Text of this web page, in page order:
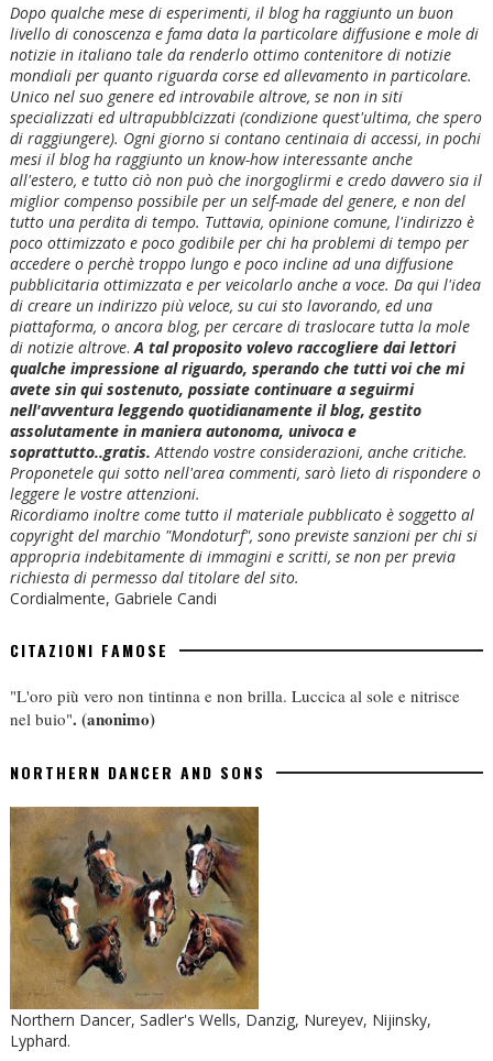
Dopo qualche mese di esperimenti, il blog ha raggiunto un buon
livello di conoscenza e fama data la particolare diffusione e mole di
notizie in italiano tale da renderlo ottimo contenitore di notizie
mondiali per quanto riguarda corse ed allevamento in particolare.
Unico nel suo genere ed introvabile altrove, se non in siti
specializzati ed ultrapubblcizzati (condizione quest'ultima, che spero
di raggiungere). Ogni giorno si contano centinaia di accessi, in pochi
mesi il blog ha raggiunto un know-how interessante anche
all'estero, e tutto ciò non può che inorgoglirmi e credo davvero sia il
miglior compenso possibile per un self-made del genere, e non del
tutto una perdita di tempo. Tuttavia, opinione comune, l'indirizzo è
poco ottimizzato e poco godibile per chi ha problemi di tempo per
accedere o perchè troppo lungo e poco incline ad una diffusione
pubblicitaria ottimizzata e per veicolarlo anche a voce. Da qui l'idea
di creare un indirizzo più veloce, su cui sto lavorando, ed una
piattaforma, o ancora blog, per cercare di traslocare tutta la mole
di notizie altrove. A tal proposito volevo raccogliere dai lettori
qualche impressione al riguardo, sperando che tutti voi che mi
avete sin qui sostenuto, possiate continuare a seguirmi
nell'avventura leggendo quotidianamente il blog, gestito
assolutamente in maniera autonoma, univoca e
soprattutto..gratis. Attendo vostre considerazioni, anche critiche.
Proponetele qui sotto nell'area commenti, sarò lieto di rispondere o
leggere le vostre attenzioni.
Ricordiamo inoltre come tutto il materiale pubblicato è soggetto al
copyright del marchio "Mondoturf", sono previste sanzioni per chi si
appropria indebitamente di immagini e scritti, se non per previa
richiesta di permesso dal titolare del sito.
Cordialmente, Gabriele Candi
CITAZIONI FAMOSE
"L'oro più vero non tintinna e non brilla. Luccica al sole e nitrisce
nel buio". (anonimo)
NORTHERN DANCER AND SONS
Northern Dancer, Sadler's Wells, Danzig, Nureyev, Nijinsky,
Lyphard.